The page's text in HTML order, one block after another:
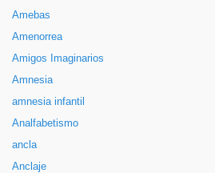
Amebas
Amenorrea
Amigos Imaginarios
Amnesia
amnesia infantil
Analfabetismo
ancla
Anclaje